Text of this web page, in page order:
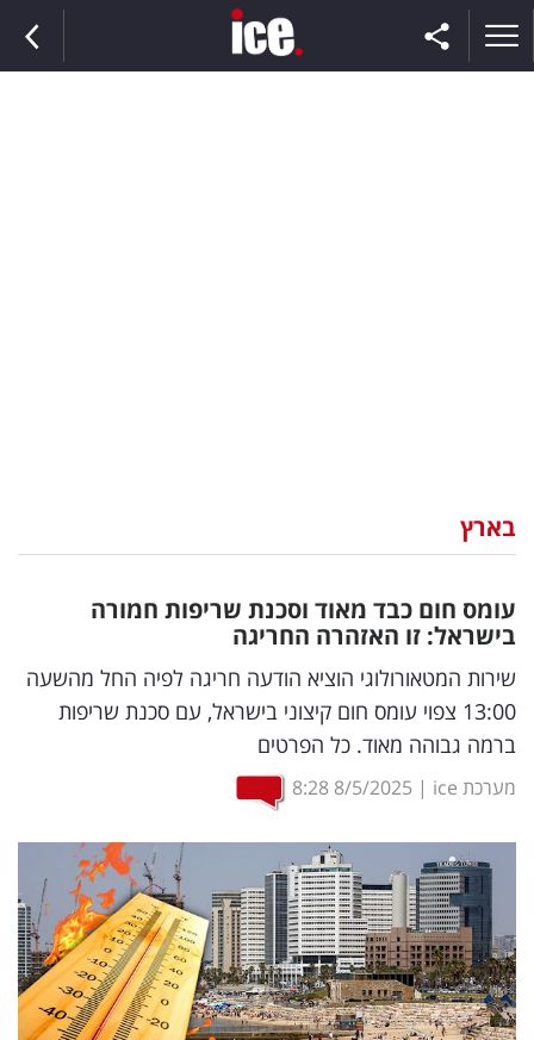
וצרכנות
דיגיטל
וטק
שיווק
ופרסום
מדדים
ומחקרים
דעות
רכילות
בארץ
עומס חום כבד מאוד וסכנת שריפות חמורה
בישראל: זו האזהרה החריגה
שירות המטאורולוגי הוציא הודעה חריגה לפיה החל מהשעה
13:00 צפוי עומס חום קיצוני בישראל, עם סכנת שריפות
ברמה גבוהה מאוד. כל הפרטים
מערכת ice |
8/5/2025
8:28